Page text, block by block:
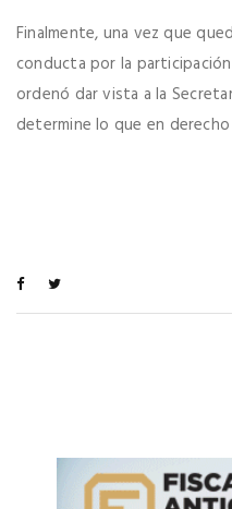
Finalmente, una vez que
conducta por la
ordenó dar vista a la
determine lo que en